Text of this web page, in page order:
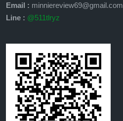
Email : minniereview69@gmail.com
Line : @511tlryz